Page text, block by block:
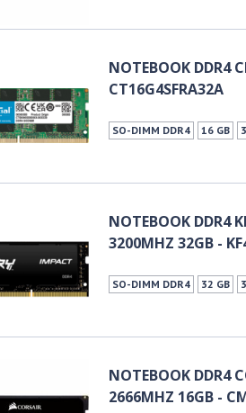
NOTEBOOK DDR4
CT16G4SFRA32A
SO-DIMM DDR4 16 GB
NOTEBOOK DDR4
3200MHZ 32GB -
SO-DIMM DDR4 32 GB
NOTEBOOK DDR4
2666MHZ 16GB -